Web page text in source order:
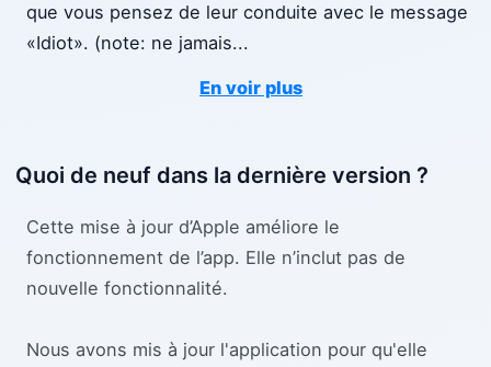
que vous pensez de leur conduite avec le message
«Idiot». (note: ne jamais...
En voir plus
Quoi de neuf dans la dernière version ?
Cette mise à jour d’Apple améliore le
fonctionnement de l’app. Elle n’inclut pas de
nouvelle fonctionnalité.
Nous avons mis à jour l'application pour qu'elle